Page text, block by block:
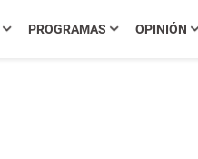
PROGRAMAS OPINIÓN